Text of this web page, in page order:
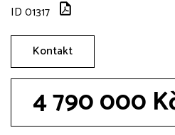
ID 01317
Kontakt
4 790 000